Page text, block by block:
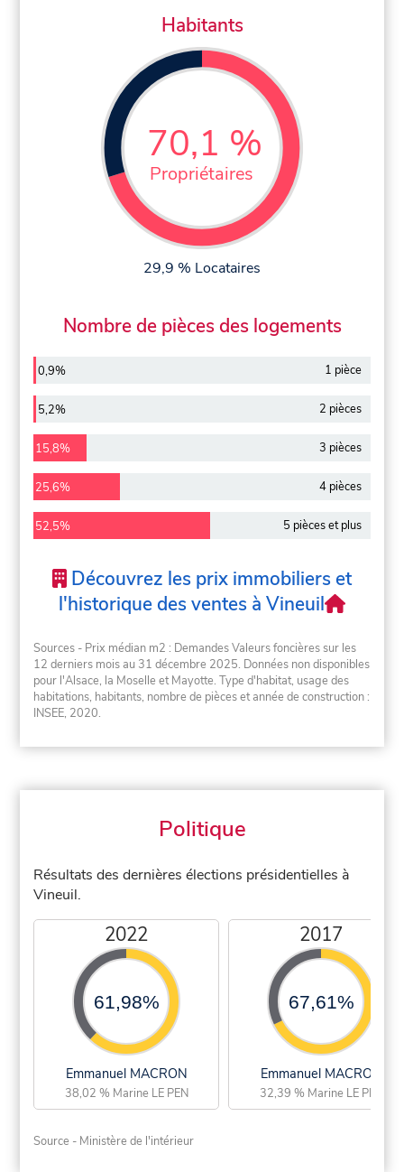
Habitants
70,1 %
Propriétaires
29,9 % Locataires
Nombre de pièces des logements
0,9% 1 pièce
5,2% 2 pièces
15,8% 3 pièces
25,6% 4 pièces
52,5% 5 pièces et plus
Découvrez les prix immobiliers et
l'historique des ventes à Vineuil
Sources - Prix médian m2 : Demandes Valeurs foncières sur les
12 derniers mois au 31 décembre 2025. Données non disponibles
pour l'Alsace, la Moselle et Mayotte. Type d'habitat, usage des
habitations, habitants, nombre de pièces et année de construction :
INSEE, 2020.
Politique
Résultats des dernières élections présidentielles à
Vineuil.
2022
61,98%
Emmanuel MACRON
38,02 % Marine LE PEN
2017
67,61%
Emmanuel MACRON
32,39 % Marine LE PEN
Source - Ministère de l'intérieur